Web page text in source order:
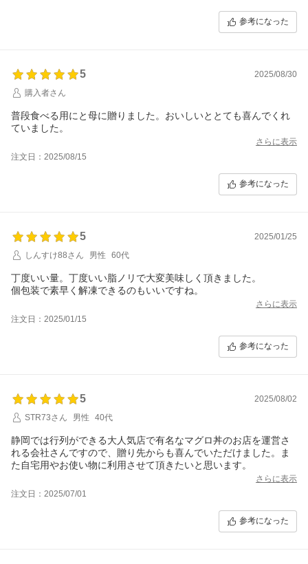
参考になった
5
2025/08/30
購入者さん
普段食べる用にと母に贈りました。おいしいととても喜んでくれ
ていました。
さらに表示
注文日：2025/08/15
参考になった
5
2025/01/25
しんすけ88さん
男性 60代
丁度いい量。丁度いい脂ノリで大変美味しく頂きました。
個包装で素早く解凍できるのもいいですね。
さらに表示
注文日：2025/01/15
参考になった
5
2025/08/02
STR73さん
男性 40代
静岡では行列ができる大人気店で有名なマグロ丼のお店を運営さ
れる会社さんですので、贈り先からも喜んでいただけました。ま
た自宅用やお使い物に利用させて頂きたいと思います。
さらに表示
注文日：2025/07/01
参考になった